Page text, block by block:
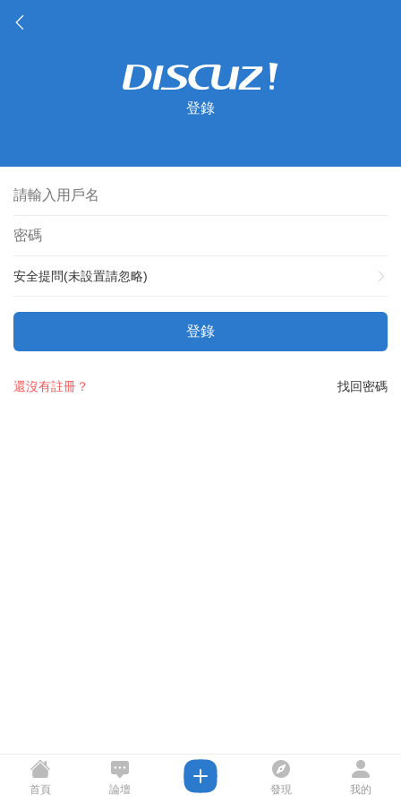
登錄
安全提問(未設置請忽略)
登錄
找回密碼
還沒有註冊？
首頁 論壇 發現 我的